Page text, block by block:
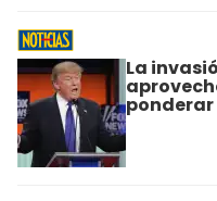
La